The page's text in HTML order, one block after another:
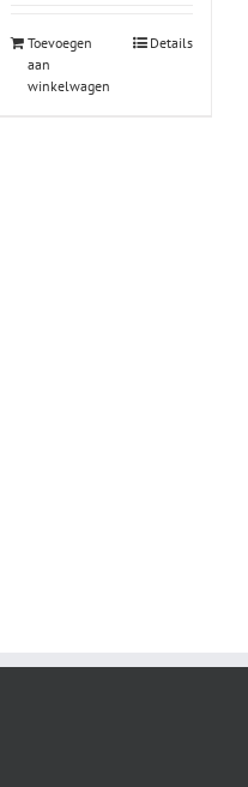
Toevoegen
aan
winkelwagen
Details